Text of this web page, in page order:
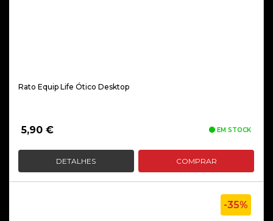
Rato Equip Life Ótico Desktop
5,90 € EM STOCK
DETALHES COMPRAR
-35%